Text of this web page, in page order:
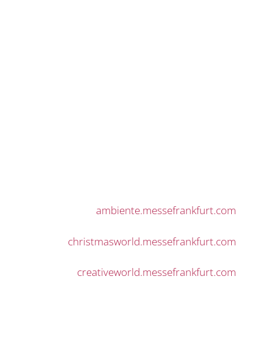
ambiente.messefrankfurt.com
christmasworld.messefrankfurt.com
creativeworld.messefrankfurt.com